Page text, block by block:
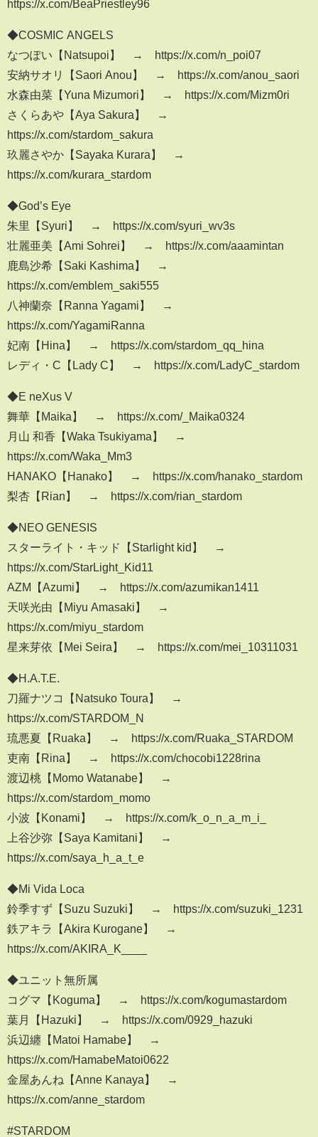
https://x.com/BeaPriestley96
◆COSMIC ANGELS
なつぽい【Natsupoi】 → https://x.com/n_poi07
安納サオリ【Saori Anou】 → https://x.com/anou_saori
水森由菜【Yuna Mizumori】 → https://x.com/Mizm0ri
さくらあや【Aya Sakura】 →
https://x.com/stardom_sakura
玖麗さやか【Sayaka Kurara】 →
https://x.com/kurara_stardom
◆God’s Eye
朱里【Syuri】 → https://x.com/syuri_wv3s
壮麗亜美【Ami Sohrei】 → https://x.com/aaamintan
鹿島沙希【Saki Kashima】 →
https://x.com/emblem_saki555
八神蘭奈【Ranna Yagami】 →
https://x.com/YagamiRanna
妃南【Hina】 → https://x.com/stardom_qq_hina
レディ・C【Lady C】 → https://x.com/LadyC_stardom
◆E neXus V
舞華【Maika】 → https://x.com/_Maika0324
月山 和香【Waka Tsukiyama】 →
https://x.com/Waka_Mm3
HANAKO【Hanako】 → https://x.com/hanako_stardom
梨杏【Rian】 → https://x.com/rian_stardom
◆NEO GENESIS
スターライト・キッド【Starlight kid】 →
https://x.com/StarLight_Kid11
AZM【Azumi】 → https://x.com/azumikan1411
天咲光由【Miyu Amasaki】 →
https://x.com/miyu_stardom
星来芽依【Mei Seira】 → https://x.com/mei_10311031
◆H.A.T.E.
刀羅ナツコ【Natsuko Toura】 →
https://x.com/STARDOM_N
琉悪夏【Ruaka】 → https://x.com/Ruaka_STARDOM
吏南【Rina】 → https://x.com/chocobi1228rina
渡辺桃【Momo Watanabe】 →
https://x.com/stardom_momo
小波【Konami】 → https://x.com/k_o_n_a_m_i_
上谷沙弥【Saya Kamitani】 →
https://x.com/saya_h_a_t_e
◆Mi Vida Loca
鈴季すず【Suzu Suzuki】 → https://x.com/suzuki_1231
鉄アキラ【Akira Kurogane】 →
https://x.com/AKIRA_K____
◆ユニット無所属
コグマ【Koguma】 → https://x.com/kogumastardom
葉月【Hazuki】 → https://x.com/0929_hazuki
浜辺纏【Matoi Hamabe】 →
https://x.com/HamabeMatoi0622
金屋あんね【Anne Kanaya】 →
https://x.com/anne_stardom
#STARDOM